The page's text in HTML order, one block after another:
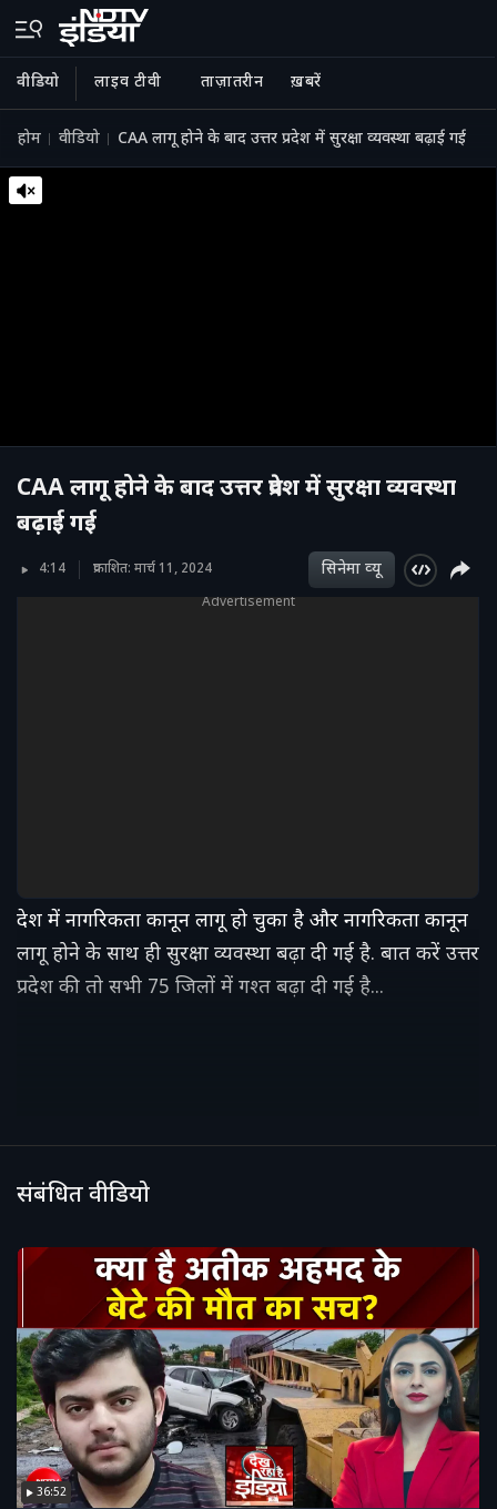
वीडियो लाइव टीवी ताज़ातरीन ख़बरें
होम वीडियो CAA लागू होने के बाद उत्तर प्रदेश में सुरक्षा व्यवस्था बढ़ाई गई
CAA लागू होने के बाद उत्तर प्रदेश में सुरक्षा व्यवस्था
बढ़ाई गई
4:14 प्रकाशित: मार्च 11, 2024 सिनेमा व्‍यू
Advertisement
देश में नागरिकता कानून लागू हो चुका है और नागरिकता कानून
लागू होने के साथ ही सुरक्षा व्यवस्था बढ़ा दी गई है. बात करें उत्तर
प्रदेश की तो सभी 75 जिलों में गश्त बढ़ा दी गई है...
संबंधित वीडियो
36:52